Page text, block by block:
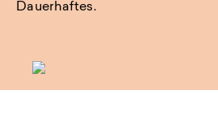
Dauerhaftes.